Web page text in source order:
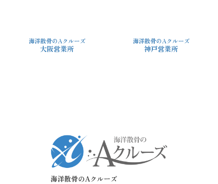
海洋散骨のAクルーズ
大阪営業所
海洋散骨のAクルーズ
神戸営業所
海洋散骨のAクルーズ